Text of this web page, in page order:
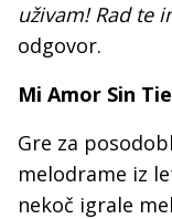
uživam! Rad te
odgovor.
Mi Amor Sin
Gre za
melodrame iz
nekoč igrale